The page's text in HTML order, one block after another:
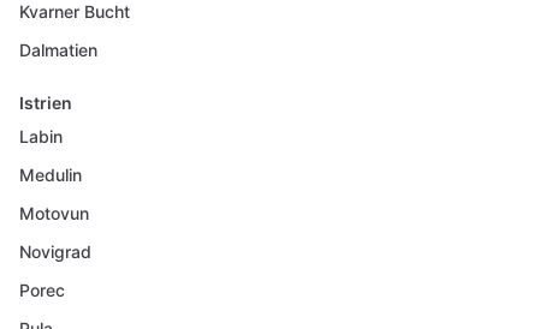
Kvarner Bucht
Dalmatien
Istrien
Labin
Medulin
Motovun
Novigrad
Porec